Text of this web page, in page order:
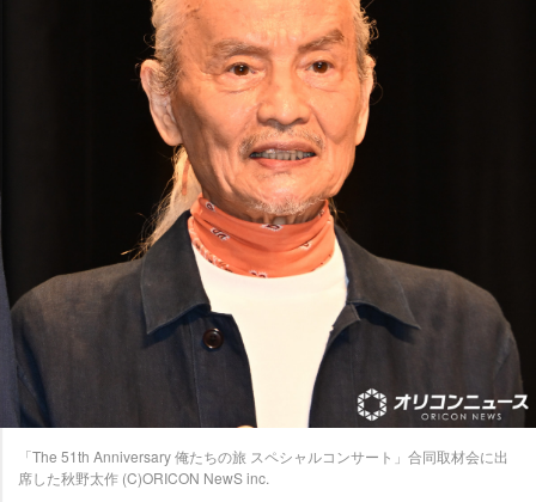
「The 51th Anniversary 俺たちの旅 スペシャルコンサート」合同取材会に出
席した秋野太作 (C)ORICON NewS inc.